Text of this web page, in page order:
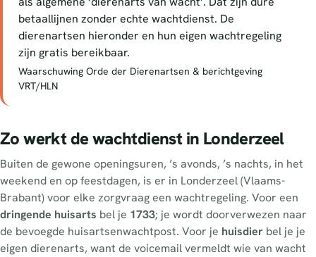
betaallijnen zonder echte wachtdienst. De
dierenartsen hieronder en hun eigen wachtregeling
zijn gratis bereikbaar.
Waarschuwing Orde der Dierenartsen & berichtgeving
VRT/HLN
Zo werkt de wachtdienst in Londerzeel
Buiten de gewone openingsuren, ’s avonds, ’s nachts, in het
weekend en op feestdagen, is er in Londerzeel (Vlaams-
Brabant) voor elke zorgvraag een wachtregeling. Voor een
dringende huisarts bel je 1733; je wordt doorverwezen naar
de bevoegde huisartsenwachtpost. Voor je huisdier bel je je
eigen dierenarts, want de voicemail vermeldt wie van wacht